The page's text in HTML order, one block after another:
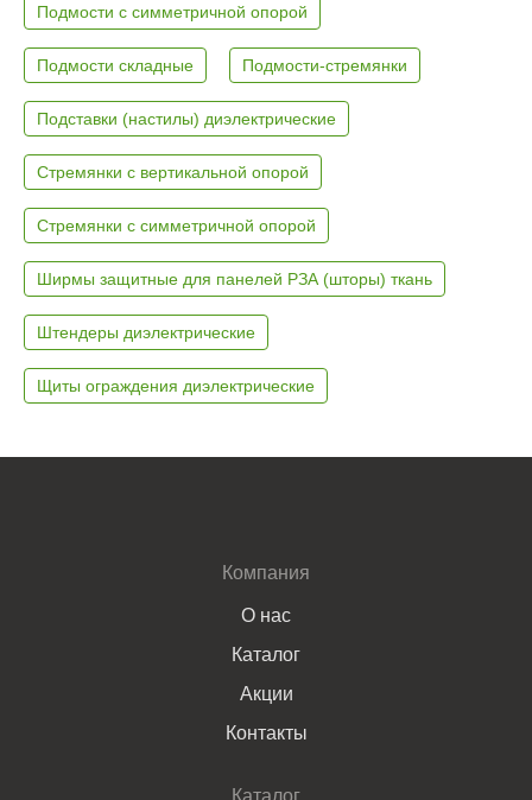
Подмости с симметричной опорой
Подмости складные Подмости-стремянки
Подставки (настилы) диэлектрические
Стремянки с вертикальной опорой
Стремянки с симметричной опорой
Ширмы защитные для панелей РЗА (шторы) ткань
Штендеры диэлектрические
Щиты ограждения диэлектрические
Компания
О нас
Каталог
Акции
Контакты